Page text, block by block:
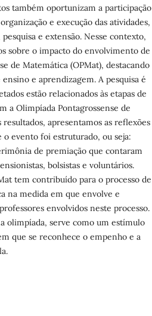
também oportunizam a participação
e execução das atividades,
e extensão. Nesse contexto,
sobre o impacto do envolvimento de
de Matemática (OPMat), destacando
e aprendizagem. A pesquisa é
estão relacionados às etapas de
a Olimpíada Pontagrossense de
apresentamos‬ as‬ reflexões‬
o‬ evento‬ foi‬ estruturado,‬ ou‬ seja:‬
de‬ premiação‬ que‬ contaram‬
bolsistas‬ e‬ voluntários.‬
tem‬ contribuído‬ para‬ o‬ processo‬ de‬
na‬ medida‬ em‬ que‬ envolve‬ e‬
envolvidos neste‬ processo.‬
olimpíada, serve como um‬ estímulo‬
que‬ se‬ reconhece‬ o‬ empenho‬ e‬ a‬